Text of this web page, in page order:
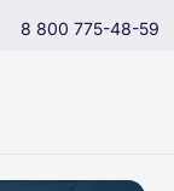
8 800 775-48-59